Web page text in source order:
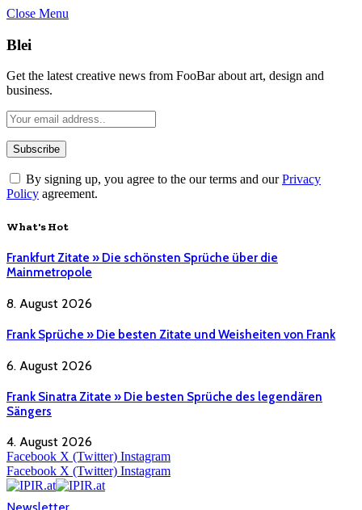
Close Menu
Blei
Get the latest creative news from FooBar about art, design and
business.
By signing up, you agree to the our terms and ourPrivacy
Policy agreement.
What's Hot
Frankfurt Zitate » Die schönsten Sprüche über die
Mainmetropole
8. August 2026
Frank Sprüche » Die besten Zitate und Weisheiten von Frank
6. August 2026
Frank Sinatra Zitate » Die besten Sprüche des legendären
Sängers
4. August 2026
Facebook X (Twitter) Instagram
Facebook X (Twitter) Instagram